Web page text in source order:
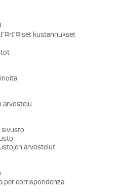
kustannukset
arvostelu
arvostelut
per corrispondenza